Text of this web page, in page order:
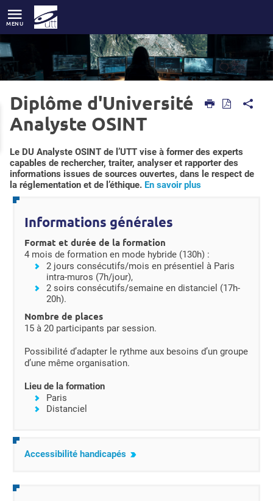
MENU
Accueil Formations
Formations par niveau/diplôme
Diplôme d'université
Diplôme d'Université Analyste OSINT
Diplôme d'Université
Analyste OSINT
Résumé
Le DU Analyste OSINT de l’UTT vise à former des experts
capables de rechercher, traiter, analyser et rapporter des
informations issues de sources ouvertes, dans le respect de
la réglementation et de l’éthique. En savoir plus
Détails
Informations générales
Format et durée de la formation
4 mois de formation en mode hybride (130h) :
2 jours consécutifs/mois en présentiel à Paris
intra-muros (7h/jour),
2 soirs consécutifs/semaine en distanciel (17h-
20h).
Nombre de places
15 à 20 participants par session.
Possibilité d’adapter le rythme aux besoins d’un groupe
d’une même organisation.
Lieu de la formation
Paris
Distanciel
Accessibilité handicapés